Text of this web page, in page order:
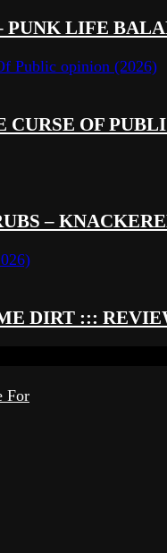
LIFE
CURSE OF
–
DIRT :::
For